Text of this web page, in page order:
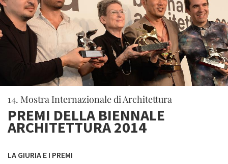
14. Mostra Internazionale di Architettura
PREMI DELLA BIENNALE
ARCHITETTURA 2014
LA GIURIA E I PREMI